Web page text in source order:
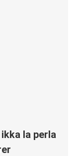
la perla